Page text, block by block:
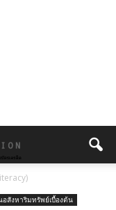
อสังหาริมทรัพย์เบื้องต้น